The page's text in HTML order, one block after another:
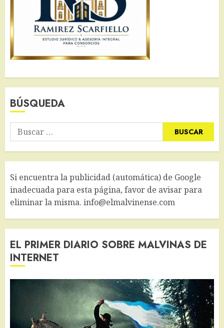
BÚSQUEDA
Buscar:
Si encuentra la publicidad (automática) de Google
inadecuada para esta página, favor de avisar para
eliminar la misma. info@elmalvinense.com
EL PRIMER DIARIO SOBRE MALVINAS DE
INTERNET